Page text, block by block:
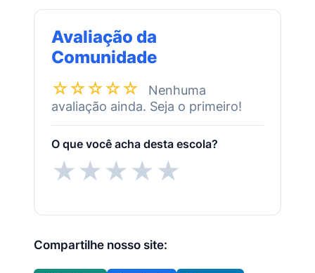
Avaliação da
Comunidade
☆☆☆☆☆
Nenhuma
avaliação ainda. Seja o primeiro!
O que você acha desta escola?
★★★★★
Compartilhe nosso site: